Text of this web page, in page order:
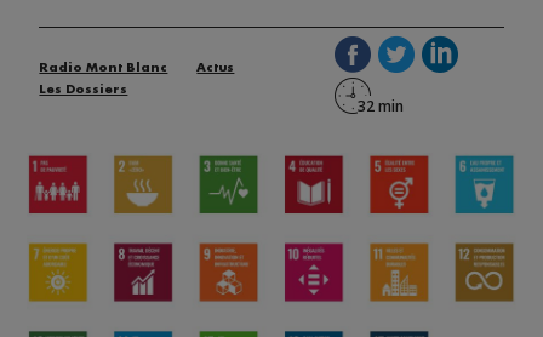
Radio Mont Blanc
Actus
Les Dossiers